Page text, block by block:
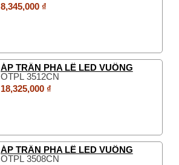
8,345,000 ₫
ÁP TRẦN PHA LÊ LED VUÔNG
OTPL 3512CN
18,325,000 ₫
ÁP TRẦN PHA LÊ LED VUÔNG
OTPL 3508CN